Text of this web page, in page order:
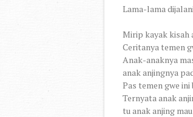
Lama-lama
Mirip kayak kisah
Ceritanya temen
Anak-anaknya
anak anjingnya
Pas temen gwe
Ternyata anak
tu anak anjing